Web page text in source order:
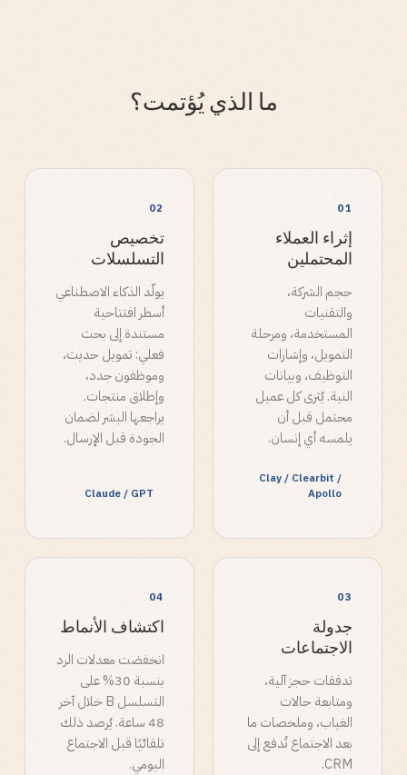
ما الذي يُؤتمت؟
01
إثراء العملاء
المحتملين
حجم الشركة،
والتقنيات
المستخدمة، ومرحلة
التمويل، وإشارات
التوظيف، وبيانات
النية. يُثرى كل عميل
محتمل قبل أن
يلمسه أي إنسان.
Clay / Clearbit /
Apollo
02
تخصيص
التسلسلات
يولّد الذكاء الاصطناعي
أسطر افتتاحية
مستندة إلى بحث
فعلي: تمويل حديث،
وموظفون جدد،
وإطلاق منتجات.
يراجعها البشر لضمان
الجودة قبل الإرسال.
Claude / GPT
03
جدولة
الاجتماعات
تدفقات حجز آلية،
ومتابعة حالات
الغياب، وملخصات ما
بعد الاجتماع تُدفع إلى
CRM.
04
اكتشاف الأنماط
انخفضت معدلات الرد
بنسبة 30% على
التسلسل B خلال آخر
48 ساعة. يُرصد ذلك
تلقائيًا قبل الاجتماع
اليومي.